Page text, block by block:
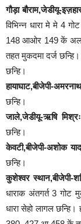
गौड़ा बौराम,जेडीयू-
विभिन्न धारा मे मे 4
148 आओर 149 कें
तहत मुकदमा दर्ज
छन्हि।
हायाघाट,बीजेपी-अमरनाथ
छन्हि।
जाले,जेडीयू-ऋषि मिश्रः
छन्हि।
केवटी,बीजेपी-अशोक
छन्हि।
कुशेश्वर स्थान,बीजेपी-
धाराक अंतगर्त 3 गोट
धारा सेहो लागल